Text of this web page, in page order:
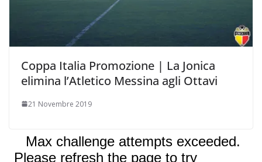
Coppa Italia Promozione | La Jonica
elimina l’Atletico Messina agli Ottavi
21 Novembre 2019